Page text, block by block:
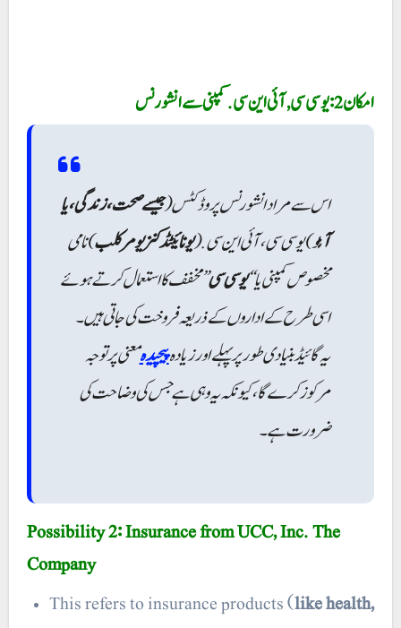
امکان 2: یو سی سی, آئی این سی. کمپنی سے انشورنس
اس سے مراد انشورنس پروڈکٹس (جیسے صحت، زندگی، یا
آٹو)یو سی سی ، آئی این سی . (یونائیٹڈ کنزیومر کلب) نامی
مخصوص کمپنی یا “یو سی سی” مخفف کا استعمال کرتے ہوئے
اسی طرح کے اداروں کے ذریعہ فروخت کی جاتی ہیں۔
یہ گائیڈ بنیادی طور پر پہلے اور زیادہپیچیدہمعنی پر توجہ
مرکوز کرے گا، کیونکہ یہ وہی ہے جس کی وضاحت کی
ضرورت ہے۔
Possibility 2: Insurance from UCC, Inc. The
Company
This refers to insurance products (like health,